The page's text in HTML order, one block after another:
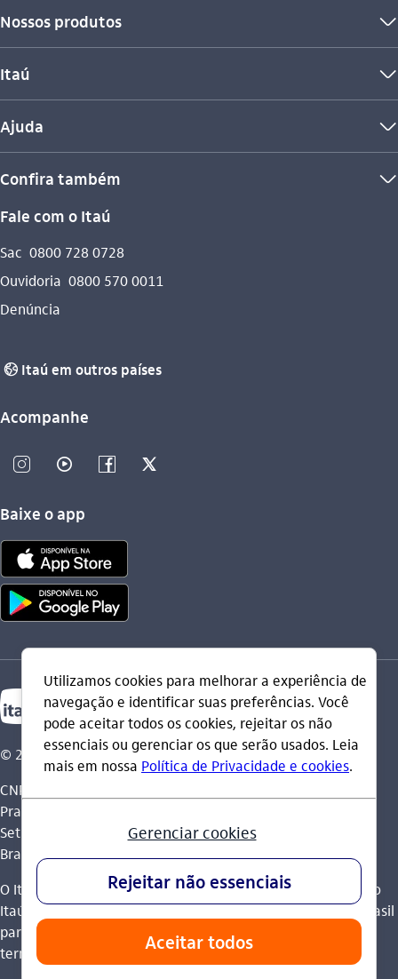
Nossos produtos seta_baixo
Itaú seta_baixo
Ajuda seta_baixo
Confira também seta_baixo
Fale com o Itaú
Sac 0800 728 0728
Ouvidoria 0800 570 0011
Denúncia
globo_outline Itaú em outros países
Acompanhe
instagram_outline video_outline facebook_outline twitter_outline
Baixe o app
© 2026 Itaú Unibanco Holding S.A.
CNPJ: 60.872.504/0001-23
Praça Alfredo Egydio de Souza Aranha, 100, Torre Olavo
Setubal, Parque Jabaquara - CEP 04344-902 - São Paulo -
Brasil.
O Itaú Unibanco Holding S.A. é integrante do Conglomerado
Itaú Unibanco e possui autorização do Banco Central do Brasil
para operar como banco múltiplo e realizar operações nos
termos da legislação vigente.